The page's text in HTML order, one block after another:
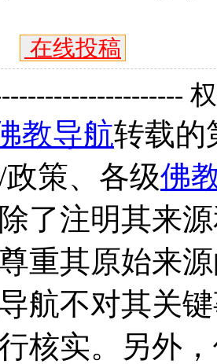
在线投稿
教导航转载的
策、各级佛
了注明其来
重其原始来
航不对其关
核实。另外